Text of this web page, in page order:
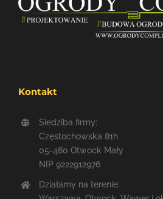
Kontakt
Siedziba firmy:
Częstochowska 81h
05-480 Otwock Mały
NIP 9222912976
Działamy na terenie: